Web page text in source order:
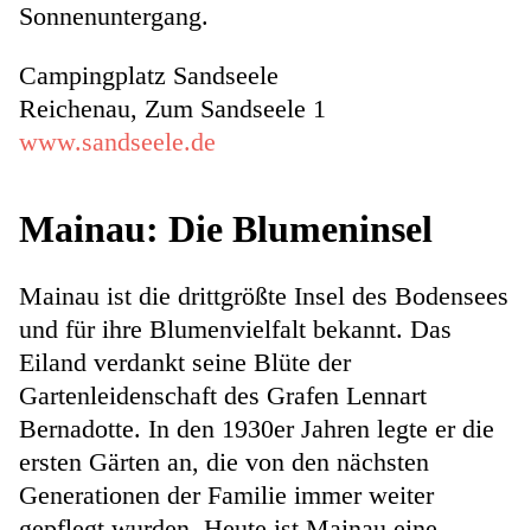
Sonnenuntergang.
Campingplatz Sandseele
Reichenau, Zum Sandseele 1
www.sandseele.de
Mainau: Die Blumeninsel
Mainau ist die drittgrößte Insel des Bodensees
und für ihre Blumenvielfalt bekannt. Das
Eiland verdankt seine Blüte der
Gartenleidenschaft des Grafen Lennart
Bernadotte. In den 1930er Jahren legte er die
ersten Gärten an, die von den nächsten
Generationen der Familie immer weiter